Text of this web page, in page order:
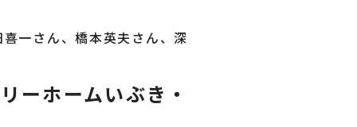
一さん、橋本英夫さん、深
ホームいぶき・